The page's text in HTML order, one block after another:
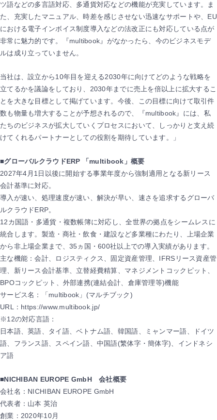
ツ語などの多言語対応、多通貨対応などの機能が充実しています。ま
た、充実したマニュアル、時差を感じさせない迅速なサポートや、EU
における電子インボイス制度導入などの法改正にも対応している点が
非常に魅力的です。『multibook』がなかったら、今のビジネスモデ
ルは成り立っていません。
当社は、設立から10年目を迎える2030年に向けてどのような戦略を
立てるかを議論をしており、2030年までに売上を倍以上に拡大するこ
とを大きな目標として掲げています。今後、この目標に向けて取引件
数も物量も増大することが予想されるので、『multibook』には、私
たちのビジネスが拡大していくプロセスにおいて、しっかりと支え続
けてくれるパートナーとしての役割を期待しています。」
■グローバルクラウドERP 「multibook」概要
2027年4月1日以後に開始する事業年度から強制適用となる新リース
会計基準に対応。
導入が速い、処理速度が速い、解決が早い、速さを追求するグローバ
ルクラウドERP。
12カ国語・多通貨・複数帳簿に対応し、全世界の拠点をシームレスに
統合します。製造・商社・飲食・建設など多業種にわたり、上場企業
から非上場企業まで、35ヵ国・600社以上での導入実績があります。
主な機能：会計、ロジスティクス、固定資産管理、IFRSリース資産管
理、新リース会計基準、立替経費精算、マネジメントコックピット、
BPOコックピット、外部連携(連結会計、倉庫管理等)機能
サービス名：「multibook」(マルチブック)
URL：https://www.multibook.jp/
※12の対応言語：
日本語、英語、タイ語、ベトナム語、韓国語、ミャンマー語、ドイツ
語、フランス語、スペイン語、中国語(繁体字・簡体字)、インドネシ
ア語
■NICHIBAN EUROPE GmbH 会社概要
会社名：NICHIBAN EUROPE GmbH
代表者：山本 英治
創業：2020年10月